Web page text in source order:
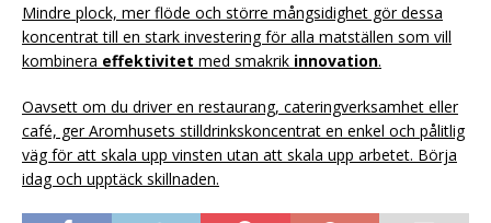
Mindre plock, mer flöde och större mångsidighet gör dessa
koncentrat till en stark investering för alla matställen som vill
kombinera effektivitet med smakrik innovation.
Oavsett om du driver en restaurang, cateringverksamhet eller
café, ger Aromhusets stilldrinkskoncentrat en enkel och pålitlig
väg för att skala upp vinsten utan att skala upp arbetet. Börja
idag och upptäck skillnaden.